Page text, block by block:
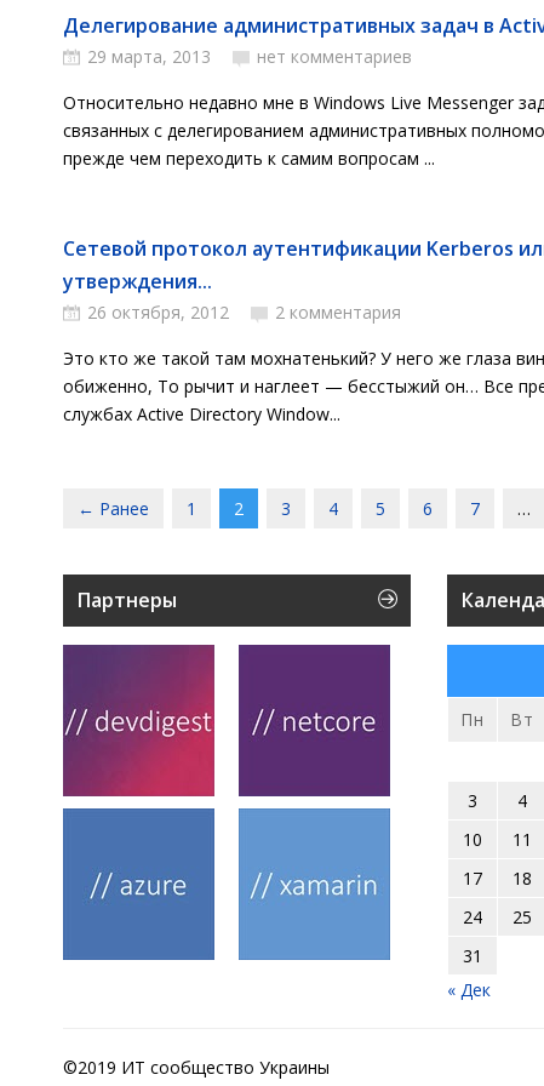
Делегирование административных задач в
29 марта, 2013
нет комментариев
Относительно недавно мне в Windows Live Messenger
связанных с делегированием административных
прежде чем переходить к самим вопросам ...
Сетевой протокол аутентификации Kerberos
утверждения...
26 октября, 2012
2 комментария
Это кто же такой там мохнатенький? У него же глаза
обиженно, То рычит и наглеет — бесстыжий он… Все
службах Active Directory Window...
← Ранее 1 2 3 4 5 6 7 …
Партнеры
Пн Вт
3
4
10
11
17
18
24
25
31
« Дек
©2019 ИТ сообщество Украины